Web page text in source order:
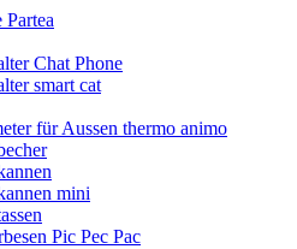
Partea
Chat Phone
smart cat
für Aussen thermo animo
mini
Pic Pec Pac